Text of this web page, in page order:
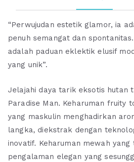
“Perwujudan estetik glamor, ia
penuh semangat dan
adalah paduan eklektik elusif
yang unik”.
Jelajahi daya tarik eksotis hutan
Paradise Man. Keharuman fruity
yang maskulin menghadirkan
langka, diekstrak dengan
inovatif. Keharuman mewah
pengalaman elegan yang